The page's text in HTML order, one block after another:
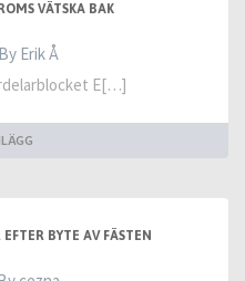
VÄTSKA BAK
Erik Å
E[…]
BYTE AV FÄSTEN